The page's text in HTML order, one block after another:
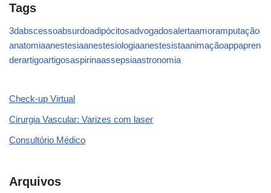
Tags
3dabscessoabsurdoadipócitosadvogadosalertaamoramputação
anatomiaanestesiaanestesiologiaanestesistaanimaçãoappapren
derartigoartigosaspirinaassepsiaastronomia
Check-up Virtual
Cirurgia Vascular: Varizes com laser
Consultório Médico
Arquivos